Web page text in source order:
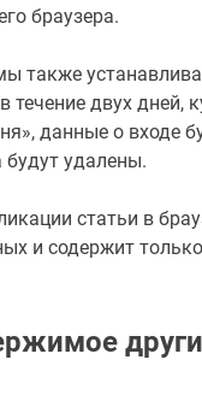
браузера.
также
течение двух
данные о входе
будут удалены.
статьи в
и содержит